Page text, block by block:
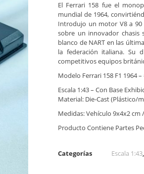
El Ferrari 158 fue el
mundial de 1964,
Introdujo un motor V8 a
sobre un innovador chasis
blanco de NART en las
la federación italiana. Su
competitivos equipos
Modelo Ferrari 158 F1 1964
Escala 1:43 – Con Base
Material: Die-Cast (Plástico/
Medidas: Vehículo 9x4x2 cm
Producto Contiene Partes
Categorías Escala 1:43